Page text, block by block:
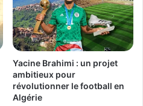
Yacine Brahimi : un projet
ambitieux pour
révolutionner le football en
Algérie